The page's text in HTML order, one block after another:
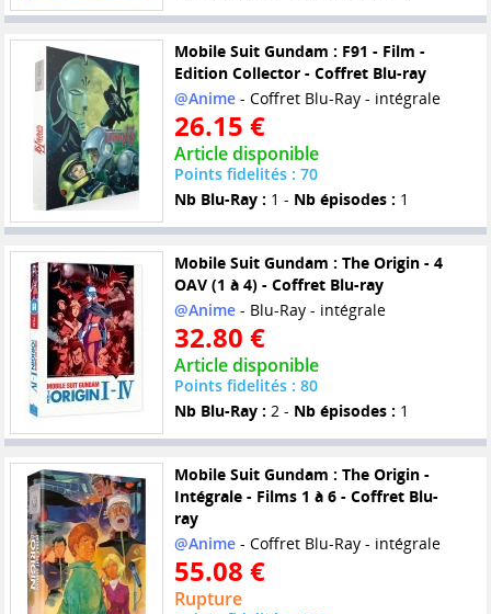
Mobile Suit Gundam : F91 - Film -
Edition Collector - Coffret Blu-ray
@Anime- Coffret Blu-Ray - intégrale
26.15 €
Article disponible
Points fidelités : 70
Nb Blu-Ray : 1 - Nb épisodes : 1
Mobile Suit Gundam : The Origin - 4
OAV (1 à 4) - Coffret Blu-ray
@Anime- Blu-Ray - intégrale
32.80 €
Article disponible
Points fidelités : 80
Nb Blu-Ray : 2 - Nb épisodes : 1
Mobile Suit Gundam : The Origin -
Intégrale - Films 1 à 6 - Coffret Blu-
ray
@Anime- Coffret Blu-Ray - intégrale
55.08 €
Rupture